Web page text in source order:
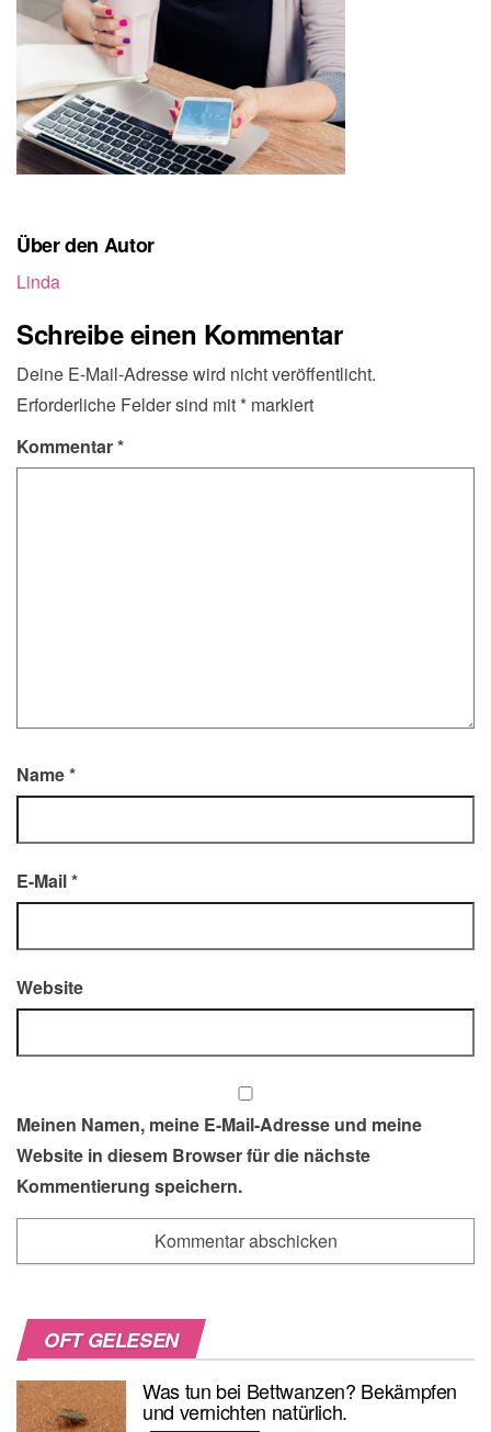
Über den Autor
Linda
Schreibe einen Kommentar
Deine E-Mail-Adresse wird nicht veröffentlicht.
Erforderliche Felder sind mit * markiert
Kommentar*
Name*
E-Mail*
Website
Meinen Namen, meine E-Mail-Adresse und meine
Website in diesem Browser für die nächste
Kommentierung speichern.
OFT GELESEN
Was tun bei Bettwanzen? Bekämpfen
und vernichten natürlich.